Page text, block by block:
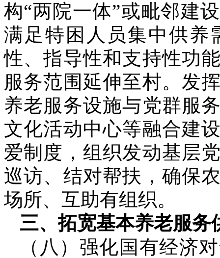
构“两院一体”或毗邻建
满足特困人员集中供养
性、指导性和支持性功
服务范围延伸至村。发
养老服务设施与党群服
文化活动中心等融合建
爱制度，组织发动基层
巡访、结对帮扶，确保
场所、互助有组织。
三、拓宽基本养老服务
（八）强化国有经济